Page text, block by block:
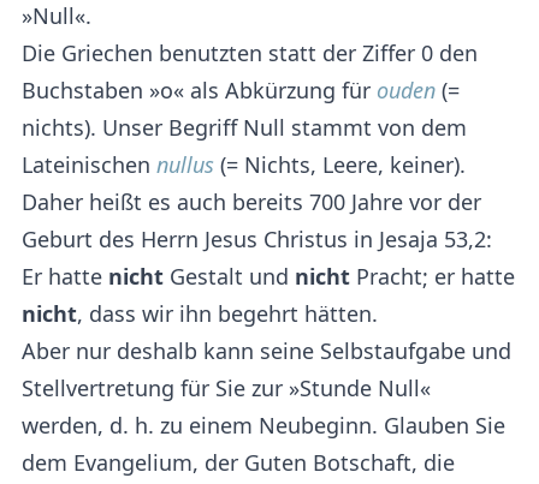
»Null«.
Die Griechen benutzten statt der Ziffer 0 den
Buchstaben »o« als Abkürzung für ouden (=
nichts). Unser Begriff Null stammt von dem
Lateinischen nullus (= Nichts, Leere, keiner).
Daher heißt es auch bereits 700 Jahre vor der
Geburt des Herrn Jesus Christus in Jesaja 53,2:
Er hatte nicht Gestalt und nicht Pracht; er hatte
nicht, dass wir ihn begehrt hätten.
Aber nur deshalb kann seine Selbstaufgabe und
Stellvertretung für Sie zur »Stunde Null«
werden, d. h. zu einem Neubeginn. Glauben Sie
dem Evangelium, der Guten Botschaft, die